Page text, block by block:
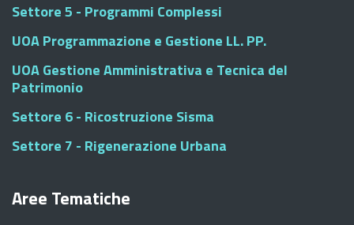
Settore 5 - Programmi Complessi
UOA Programmazione e Gestione LL. PP.
UOA Gestione Amministrativa e Tecnica del
Patrimonio
Settore 6 - Ricostruzione Sisma
Settore 7 - Rigenerazione Urbana
Aree Tematiche